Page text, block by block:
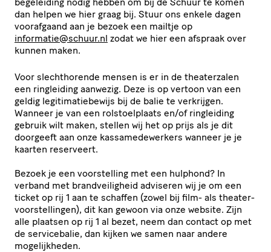
dan helpen we hier graag bij. Stuur ons enkele dagen
voorafgaand aan je bezoek een mailtje op
informatie@​schuur.​nl zodat we hier een afspraak over
kunnen maken.
Voor slecht­ho­rende mensen is er in de thea­ter­zalen
een ringleiding aanwezig. Deze is op vertoon van een
geldig legi­ti­ma­tie­be­wijs bij de balie te verkrijgen.
Wanneer je van een rolstoel­plaats en/​of ringleiding
gebruik wilt maken, stellen wij het op prijs als je dit
doorgeeft aan onze kassa­me­de­wer­kers wanneer je je
kaarten reserveert.
Bezoek je een voor­stel­ling met een hulphond? In
verband met brand­vei­lig­heid adviseren wij je om een
ticket op rij 1 aan te schaffen (zowel bij film- als thea­ter­
voor­stel­lingen), dit kan gewoon via onze website. Zijn
alle plaatsen op rij 1 al bezet, neem dan contact op met
de servi­ce­balie, dan kijken we samen naar andere
moge­lijk­heden.